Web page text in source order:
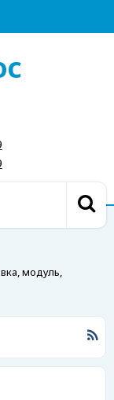
модуль,